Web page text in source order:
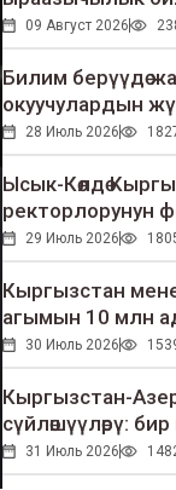
09 Август 2026
Билим берүүдө
окуучулардын жүгү
28 Июль 2026
Ысык-Көлдө
ректорлорунун
29 Июль 2026
Кыргызстан
агымын 10 млн
30 Июль 2026
Кыргызстан-
сүйлөшүүлөрү:
31 Июль 2026